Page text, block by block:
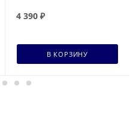
4 390 ₽
В КОРЗИНУ